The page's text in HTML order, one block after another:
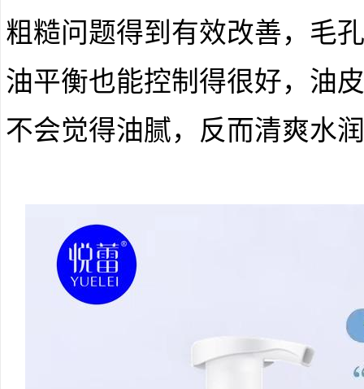
粗糙问题得到有效改善，毛
油平衡也能控制得很好，油
不会觉得油腻，反而清爽水